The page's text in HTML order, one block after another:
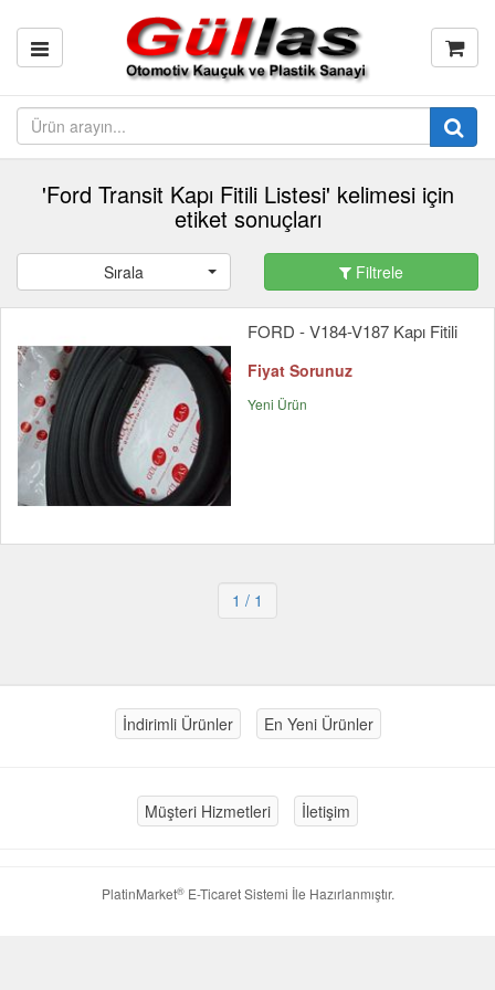
'Ford Transit Kapı Fitili Listesi' kelimesi için
etiket sonuçları
Sırala Filtrele
FORD - V184-V187 Kapı Fitili
Fiyat Sorunuz
Yeni Ürün
1 / 1
İndirimli Ürünler En Yeni Ürünler
Müşteri Hizmetleri İletişim
PlatinMarket®E-Ticaret Sistemi İle Hazırlanmıştır.